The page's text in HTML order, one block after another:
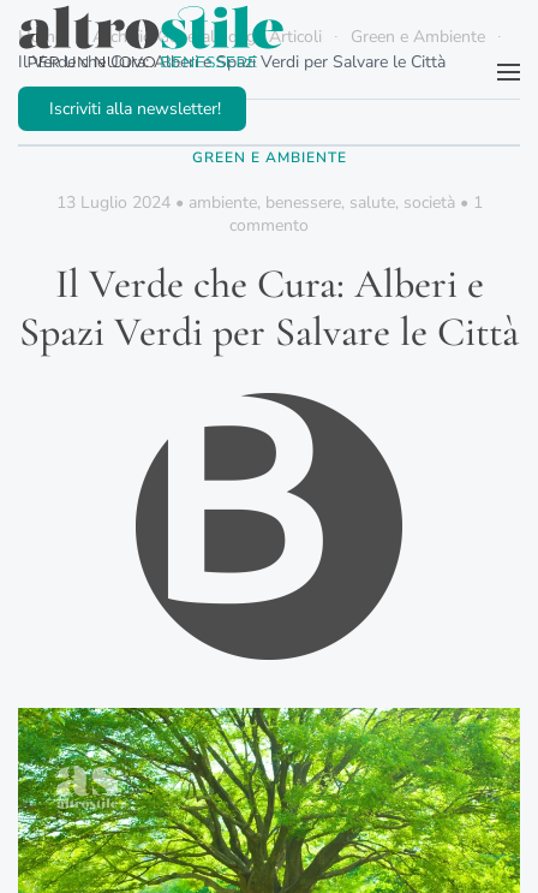
Passa al contenuto principale
Iscriviti alla newsletter!
Home Archivio Generale degli Articoli
Green e Ambiente
Il Verde che Cura: Alberi e Spazi Verdi per Salvare le Città
GREEN E AMBIENTE
13 Luglio 2024• ambiente, benessere, salute, società• 1
commento
che
Cura:
Alberi
Verdi
per
Salvare
le
Città
Il Verde che Cura: Alberi e
Spazi Verdi per Salvare le Città